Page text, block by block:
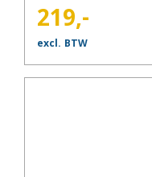
219,-
excl. BTW